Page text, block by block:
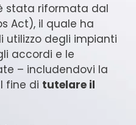
stata riformata dal
Act), il quale ha
utilizzo degli impianti
accordi e le
– includendovi la
fine di tutelare il